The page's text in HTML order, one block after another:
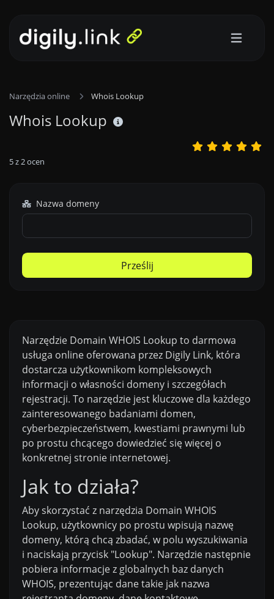
Narzędzia online Whois Lookup
Whois Lookup
5z2ocen
Nazwa domeny
Prześlij
Narzędzie Domain WHOIS Lookup to darmowa
usługa online oferowana przez Digily Link, która
dostarcza użytkownikom kompleksowych
informacji o własności domeny i szczegółach
rejestracji. To narzędzie jest kluczowe dla każdego
zainteresowanego badaniami domen,
cyberbezpieczeństwem, kwestiami prawnymi lub
po prostu chcącego dowiedzieć się więcej o
konkretnej stronie internetowej.
Jak to działa?
Aby skorzystać z narzędzia Domain WHOIS
Lookup, użytkownicy po prostu wpisują nazwę
domeny, którą chcą zbadać, w polu wyszukiwania
i naciskają przycisk "Lookup". Narzędzie następnie
pobiera informacje z globalnych baz danych
WHOIS, prezentując dane takie jak nazwa